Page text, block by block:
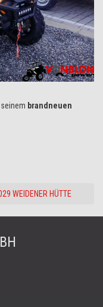
brandneuen
WEIDENER HÜTTE